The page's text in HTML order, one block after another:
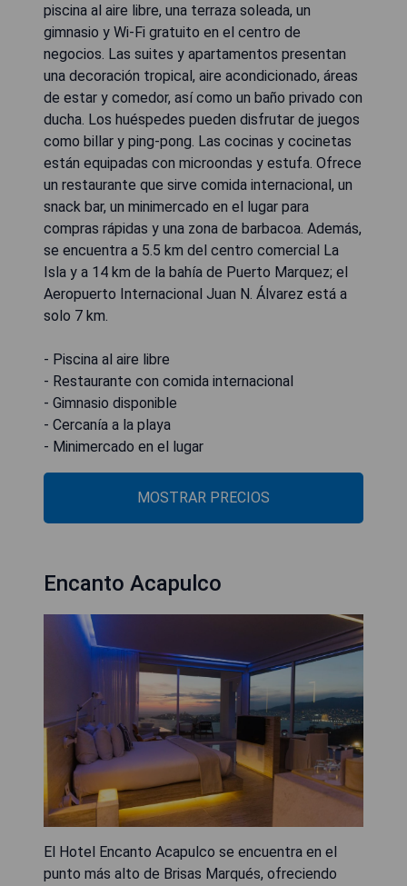
piscina al aire libre, una terraza soleada, un
gimnasio y Wi-Fi gratuito en el centro de
negocios. Las suites y apartamentos presentan
una decoración tropical, aire acondicionado, áreas
de estar y comedor, así como un baño privado con
ducha. Los huéspedes pueden disfrutar de juegos
como billar y ping-pong. Las cocinas y cocinetas
están equipadas con microondas y estufa. Ofrece
un restaurante que sirve comida internacional, un
snack bar, un minimercado en el lugar para
compras rápidas y una zona de barbacoa. Además,
se encuentra a 5.5 km del centro comercial La
Isla y a 14 km de la bahía de Puerto Marquez; el
Aeropuerto Internacional Juan N. Álvarez está a
solo 7 km.
- Piscina al aire libre
- Restaurante con comida internacional
- Gimnasio disponible
- Cercanía a la playa
- Minimercado en el lugar
MOSTRAR PRECIOS
Encanto Acapulco
El Hotel Encanto Acapulco se encuentra en el
punto más alto de Brisas Marqués, ofreciendo